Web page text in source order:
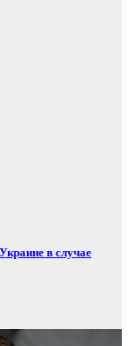
в случае